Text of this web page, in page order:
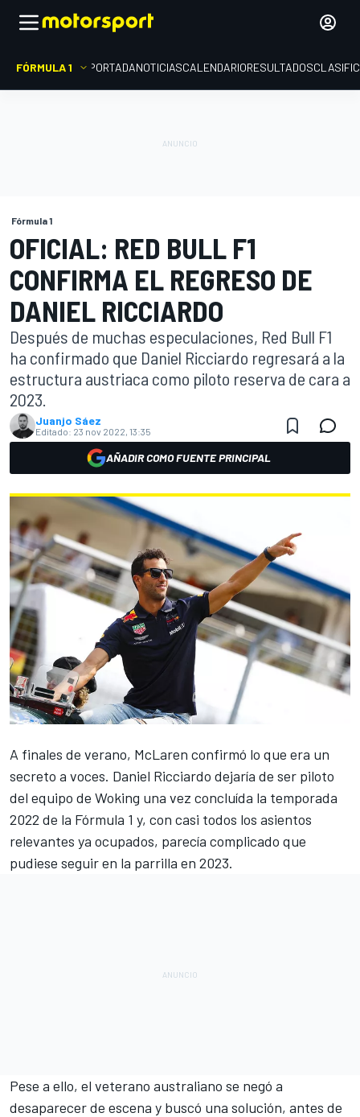
FÓRMULA 1 PORTADANOTICIASCALENDARIORESULTADOS
Fórmula 1
OFICIAL: RED BULL F1
CONFIRMA EL REGRESO DE
DANIEL RICCIARDO
Después de muchas especulaciones, Red Bull F1
ha confirmado que Daniel Ricciardo regresará a la
estructura austriaca como piloto reserva de cara a
2023.
Juanjo Sáez
Editado: 23 nov 2022, 13:35
AÑADIR COMO FUENTE PRINCIPAL
A finales de verano, McLaren confirmó lo que era un
secreto a voces. Daniel Ricciardo dejaría de ser piloto
del equipo de Woking una vez concluída la temporada
2022 de la Fórmula 1 y, con casi todos los asientos
relevantes ya ocupados, parecía complicado que
pudiese seguir en la parrilla en 2023.
Pese a ello, el veterano australiano se negó a
desaparecer de escena y buscó una solución, antes de